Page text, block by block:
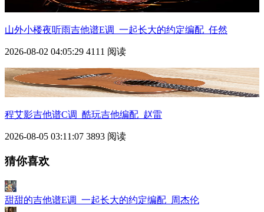
山外小楼夜听雨吉他谱E调_一起长大的约定编配_任然
2026-08-02 04:05:29 4111 阅读
程艾影吉他谱C调_酷玩吉他编配_赵雷
2026-08-05 03:11:07 3893 阅读
猜你喜欢
甜甜的吉他谱E调_一起长大的约定编配_周杰伦